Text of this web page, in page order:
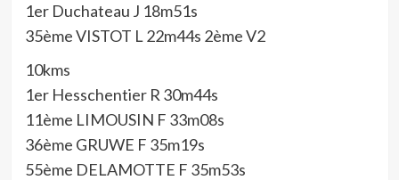
1er Duchateau J 18m51s
35ème VISTOT L 22m44s 2ème V2
10kms
1er Hesschentier R 30m44s
11ème LIMOUSIN F 33m08s
36ème GRUWE F 35m19s
55ème DELAMOTTE F 35m53s